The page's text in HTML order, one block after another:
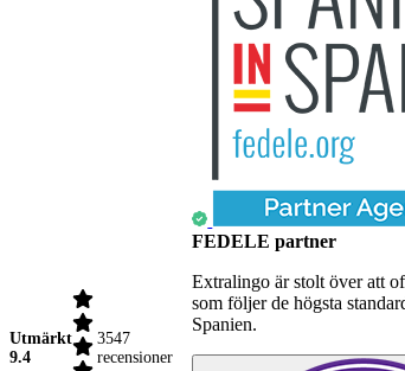
Utmärkt
9.4
3547
recensioner
FEDELE partner
Extralingo är stolt över att
som följer de högsta
Spanien.